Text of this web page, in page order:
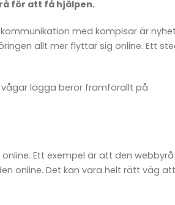
för att få hjälpen.
med kompisar är
allt mer flyttar sig online. Ett
lägga beror framförallt på
Ett exempel är att den webbyrå
online. Det kan vara helt rätt väg att